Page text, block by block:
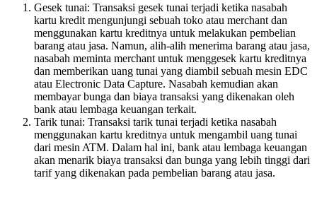
Gesek tunai: Transaksi gesek tunai terjadi ketika nasabah
kartu kredit mengunjungi sebuah toko atau merchant dan
menggunakan kartu kreditnya untuk melakukan pembelian
barang atau jasa. Namun, alih-alih menerima barang atau jasa,
nasabah meminta merchant untuk menggesek kartu kreditnya
dan memberikan uang tunai yang diambil sebuah mesin EDC
atau Electronic Data Capture. Nasabah kemudian akan
membayar bunga dan biaya transaksi yang dikenakan oleh
bank atau lembaga keuangan terkait.
Tarik tunai: Transaksi tarik tunai terjadi ketika nasabah
menggunakan kartu kreditnya untuk mengambil uang tunai
dari mesin ATM. Dalam hal ini, bank atau lembaga keuangan
akan menarik biaya transaksi dan bunga yang lebih tinggi dari
tarif yang dikenakan pada pembelian barang atau jasa.